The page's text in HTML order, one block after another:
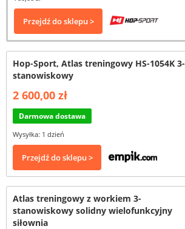
Przejdź do sklepu >
Hop-Sport, Atlas treningowy HS-1054K 3-
stanowiskowy
2 600,00 zł
Darmowa dostawa
Wysyłka: 1 dzień
Przejdź do sklepu >
Atlas treningowy z workiem 3-
stanowiskowy solidny wielofunkcyjny
siłownia